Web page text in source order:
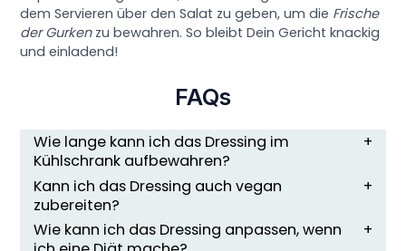
dem Servieren über den Salat zu geben, um die Frische
der Gurkenzu bewahren. So bleibt Dein Gericht knackig
und einladend!
FAQs
Wie lange kann ich das Dressing im
Kühlschrank aufbewahren?
Kann ich das Dressing auch vegan
zubereiten?
Wie kann ich das Dressing anpassen, wenn